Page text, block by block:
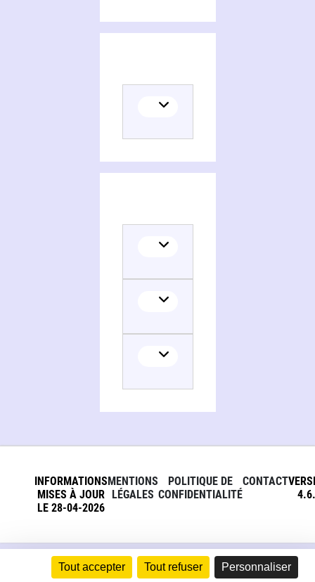
Tout accepter Tout refuser Personnaliser
INFORMATIONS
MISES À JOUR
LE 28-04-2026
MENTIONS
LÉGALES
POLITIQUE DE
CONFIDENTIALITÉ
CONTACT